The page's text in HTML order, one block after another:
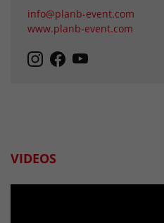
info@planb-event.com
www.planb-event.com
VIDEOS